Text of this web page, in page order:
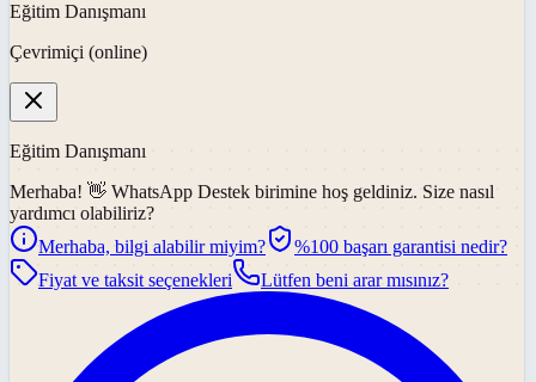
Eğitim Danışmanı
Çevrimiçi (online)
Eğitim Danışmanı
Merhaba! 👋 WhatsApp Destek birimine hoş geldiniz. Size nasıl
yardımcı olabiliriz?
Merhaba, bilgi alabilir miyim?
%100 başarı garantisi nedir?
Fiyat ve taksit seçenekleri
Lütfen beni arar mısınız?